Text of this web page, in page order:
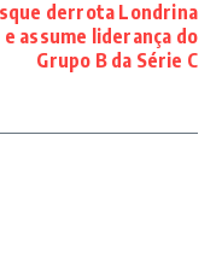
derrota Londrina
e assume liderança do
Grupo B da Série C